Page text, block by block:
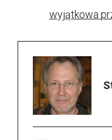
wyjątkowa